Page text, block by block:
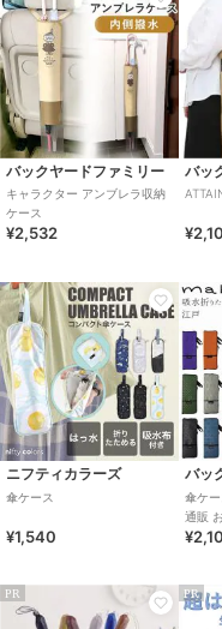
バックヤードファミリー
キャラクター アンブレラ収納
ケース
¥2,532
バッ
ニフティカラーズ
傘ケース
¥1,540
バッ
傘ケ
通販
レデ
PR PR